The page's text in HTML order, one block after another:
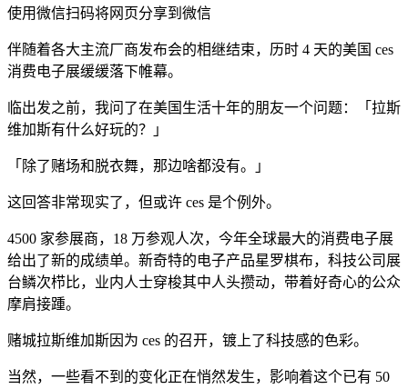
使用微信扫码将网页分享到微信
伴随着各大主流厂商发布会的相继结束，历时 4 天的美国 ces
消费电子展缓缓落下帷幕。
临出发之前，我问了在美国生活十年的朋友一个问题：「拉斯
维加斯有什么好玩的？」
「除了赌场和脱衣舞，那边啥都没有。」
这回答非常现实了，但或许 ces 是个例外。
4500 家参展商，18 万参观人次，今年全球最大的消费电子展
给出了新的成绩单。新奇特的电子产品星罗棋布，科技公司展
台鳞次栉比，业内人士穿梭其中人头攒动，带着好奇心的公众
摩肩接踵。
赌城拉斯维加斯因为 ces 的召开，镀上了科技感的色彩。
当然，一些看不到的变化正在悄然发生，影响着这个已有 50